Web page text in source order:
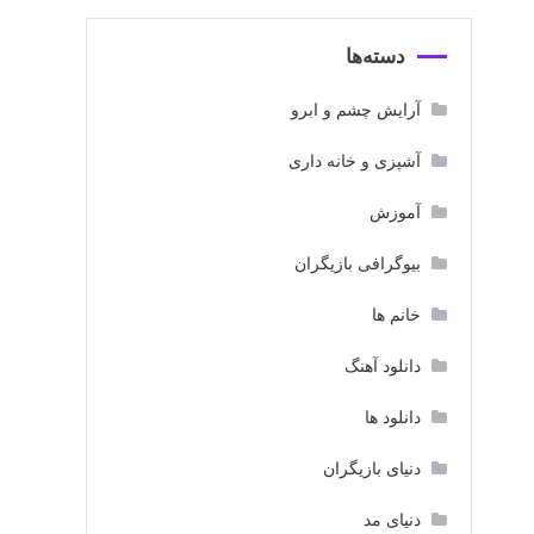
دسته‌ها
آرایش چشم و ابرو
آشپزی و خانه داری
آموزش
بیوگرافی بازیگران
خانم ها
دانلود آهنگ
دانلود ها
دنیای بازیگران
دنیای مد